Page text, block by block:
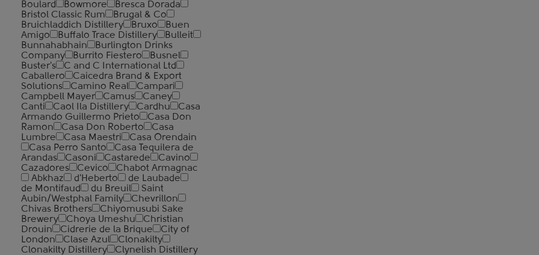
Boulard
Bowmore
Bresca Dorada
Bristol Classic Rum
Brugal & Co
Bruichladdich Distillery
Bruxo
Buen
Amigo
Buffalo Trace Distillery
Bulleit
Bunnahabhain
Burlington Drinks
Company
Burrito Fiestero
Busnel
Buster's
C and C International Ltd
Caballero
Caicedra Brand & Export
Solutions
Camino Real
Campari
Campbell Mayer
Camus
Caney
Canti
Caol Ila Distillery Cardhu
Casa
Armando Guillermo Prieto
Casa Don
Ramon
Casa Don Roberto
Casa
Lumbre
Casa Maestri
Casa Orendain
Casa Perro Santo
Casa Tequilera de
Arandas
Casoni Castarede
Cavino
Cazadores
Cevico
Chabot Armagnac
Abkhaz
d'Heberto
de Laubade
de Montifaud
du Breuil
Saint
Aubin/Westphal Family
Chevrillon
Chivas Brothers
Chiyomusubi Sake
Brewery
Choya Umeshu
Christian
Drouin
Cidrerie de la Brique
City of
London
Clase Azul
Clonakilty
Clonakilty Distillery
Clynelish Distillery